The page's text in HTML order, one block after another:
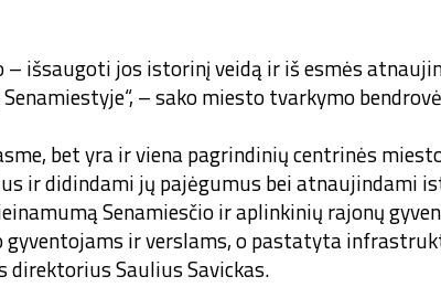
– išsaugoti jos istorinį veidą ir iš esmės
– sako miesto tvarkymo
bet yra ir viena pagrindinių centrinės
ir didindami jų pajėgumus bei atnaujindami
Senamiesčio ir aplinkinių rajonų
gyventojams ir verslams, o pastatyta
direktorius Saulius Savickas.